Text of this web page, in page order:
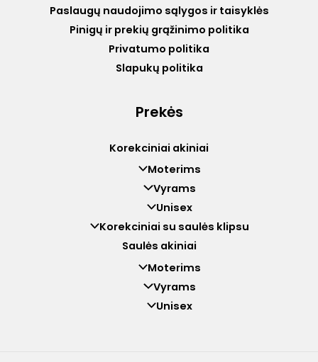
Paslaugų naudojimo sąlygos ir taisyklės
Pinigų ir prekių grąžinimo politika
Privatumo politika
Slapukų politika
Prekės
Korekciniai akiniai
Moterims
Vyrams
Unisex
Korekciniai su saulės klipsu
Saulės akiniai
Moterims
Vyrams
Unisex